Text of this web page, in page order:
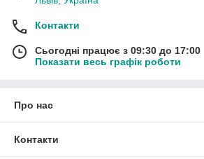
Контакти
Сьогодні працює з 09:30 до 17:00
Показати весь графік роботи
Про нас
Контакти